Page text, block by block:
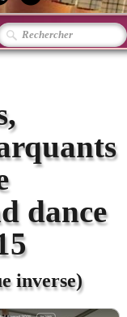
dance
inverse)